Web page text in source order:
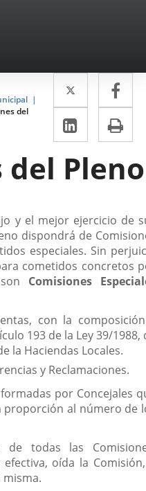
del
Twitter
Enlace
a
una
externa.
a
LinkedIn
Enlace
a
una
externa.
del Pleno
y el mejor ejercicio de
dispondrá de
especiales. Sin
cometidos concretos
Comisiones
con la
193 de la Ley 39/1988,
la Haciendas Locales.
y Reclamaciones.
por Concejales
proporción al número de
todas las
oída la